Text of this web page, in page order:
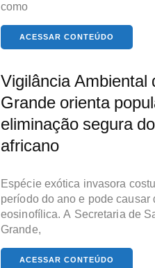
como
ACESSAR CONTEÚDO
Vigilância Ambiental
Grande orienta
eliminação segura
africano
Espécie exótica invasora
período do ano e pode causar
eosinofílica. A Secretaria de
Grande,
ACESSAR CONTEÚDO